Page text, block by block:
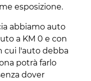
esposizione.
abbiamo auto
a KM 0 e con
cui l'auto debba
potrà farlo
dover